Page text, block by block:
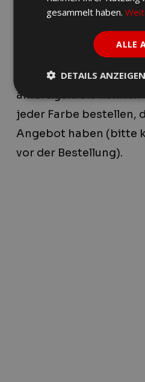
🛒 In unserem Angebot
Bezüge in
Mustern unserer
Wir können auch
anfertigen. Sie können
jeder Farbe bestellen,
Angebot haben (bitte
vor der Bestellung).
gesammelt haben.
ALLE
DETAILS ANZEIGEN